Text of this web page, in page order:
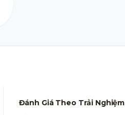
Đánh Giá Theo Trải Nghiệm